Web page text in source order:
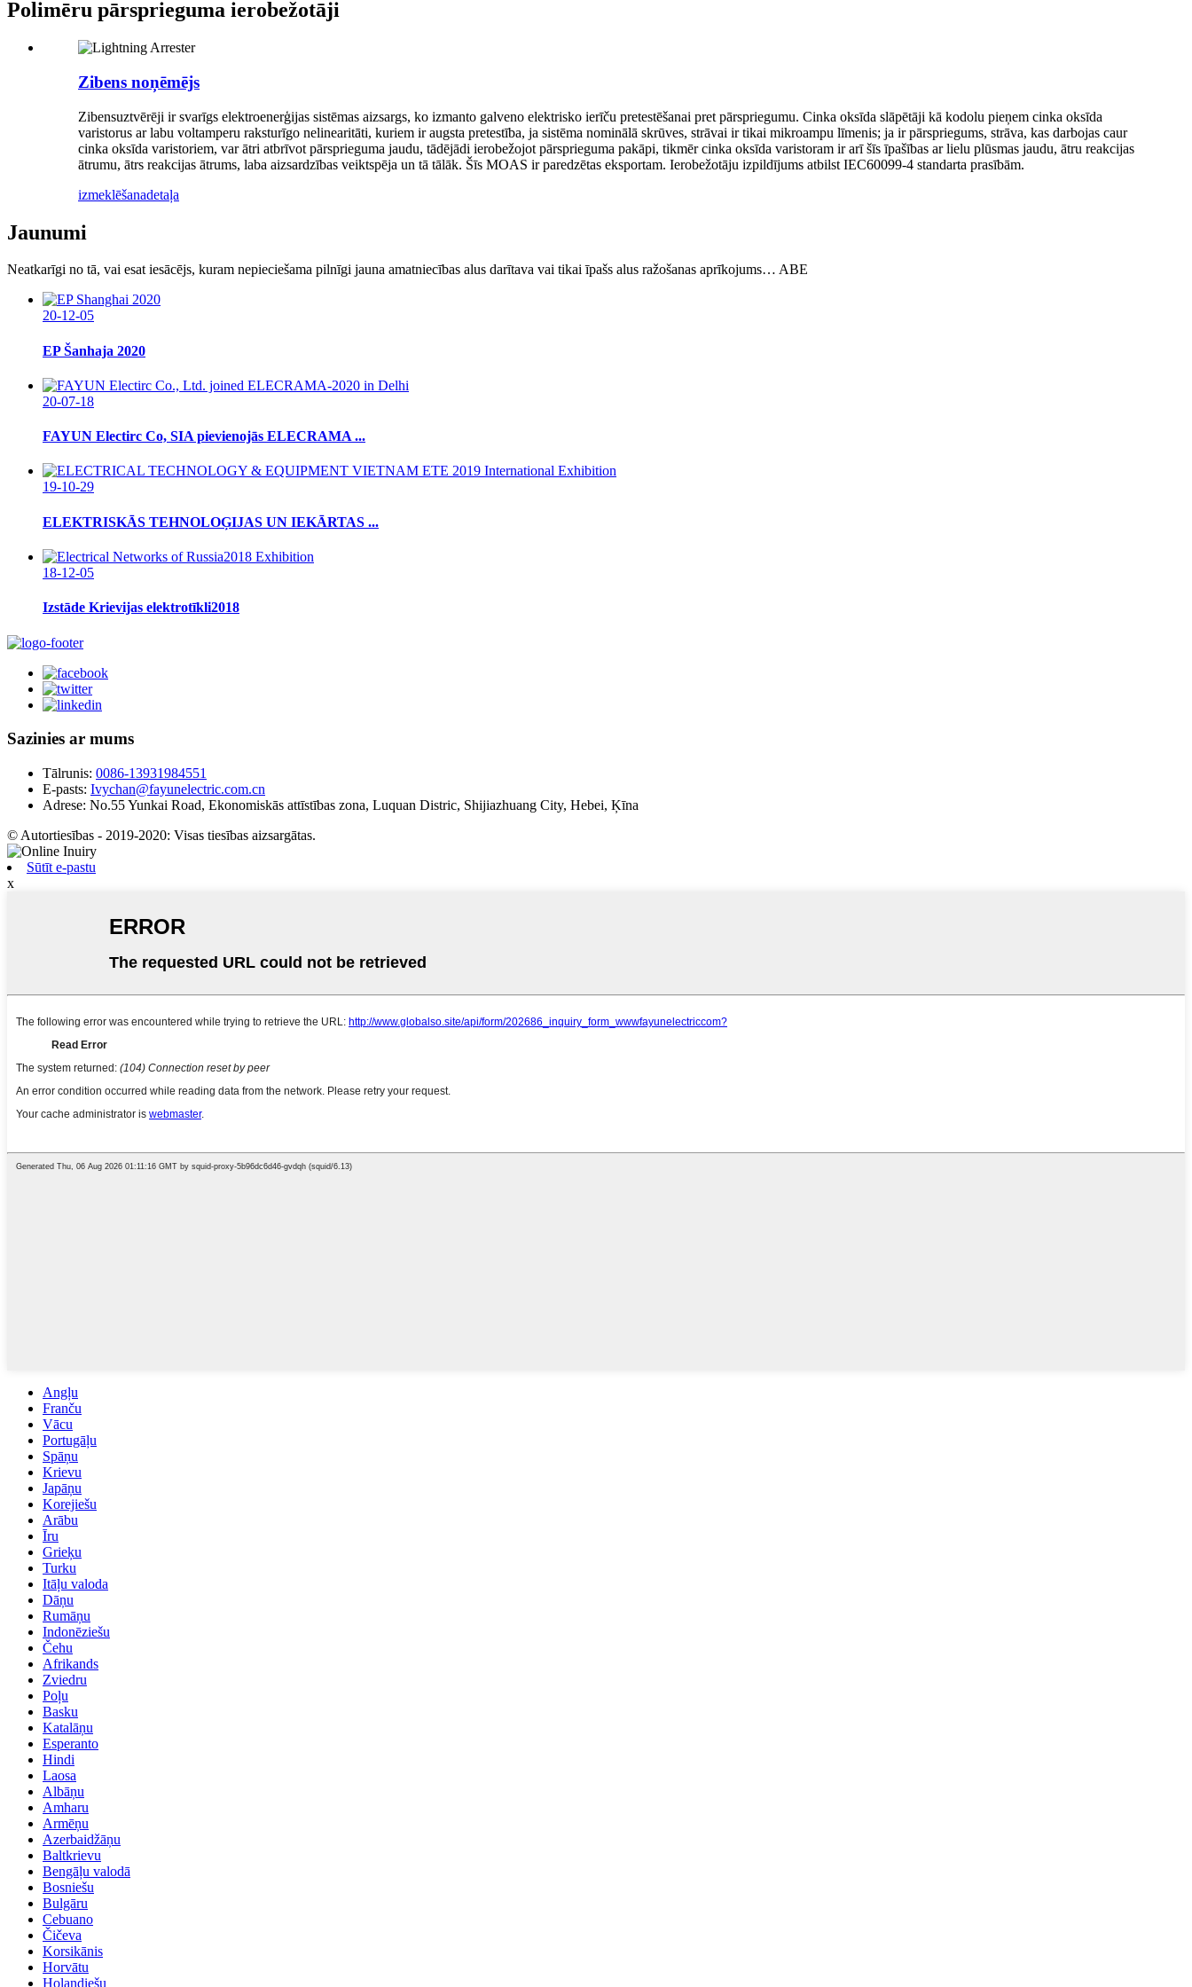
Polimēru pārsprieguma ierobežotāji
Zibens noņēmējs
Zibensuztvērēji ir svarīgs elektroenerģijas sistēmas aizsargs, ko izmanto galveno elektrisko ierīču pretestēšanai pret pārspriegumu. Cinka oksīda slāpētāji kā kodolu pieņem cinka oksīda
varistorus ar labu voltamperu raksturīgo nelinearitāti, kuriem ir augsta pretestība, ja sistēma nominālā skrūves, strāvai ir tikai mikroampu līmenis; ja ir pārspriegums, strāva, kas darbojas caur
cinka oksīda varistoriem, var ātri atbrīvot pārsprieguma jaudu, tādējādi ierobežojot pārsprieguma pakāpi, tikmēr cinka oksīda varistoram ir arī šīs īpašības ar lielu plūsmas jaudu, ātru reakcijas
ātrumu, ātrs reakcijas ātrums, laba aizsardzības veiktspēja un tā tālāk. Šīs MOAS ir paredzētas eksportam. Ierobežotāju izpildījums atbilst IEC60099-4 standarta prasībām.
izmeklēšanadetaļa
Jaunumi
Neatkarīgi no tā, vai esat iesācējs, kuram nepieciešama pilnīgi jauna amatniecības alus darītava vai tikai īpašs alus ražošanas aprīkojums… ABE
20-12-05
EP Šanhaja 2020
20-07-18
FAYUN Electirc Co, SIA pievienojās ELECRAMA ...
19-10-29
ELEKTRISKĀS TEHNOLOĢIJAS UN IEKĀRTAS ...
18-12-05
Izstāde Krievijas elektrotīkli2018
Sazinies ar mums
Tālrunis: 0086-13931984551
E-pasts: Ivychan@fayunelectric.com.cn
Adrese: No.55 Yunkai Road, Ekonomiskās attīstības zona, Luquan Distric, Shijiazhuang City, Hebei, Ķīna
© Autortiesības - 2019-2020: Visas tiesības aizsargātas.
Sūtīt e-pastu
x
Angļu
Franču
Vācu
Portugāļu
Spāņu
Krievu
Japāņu
Korejiešu
Arābu
Īru
Grieķu
Turku
Itāļu valoda
Dāņu
Rumāņu
Indonēziešu
Čehu
Afrikands
Zviedru
Poļu
Basku
Katalāņu
Esperanto
Hindi
Laosa
Albāņu
Amharu
Armēņu
Azerbaidžāņu
Baltkrievu
Bengāļu valodā
Bosniešu
Bulgāru
Cebuano
Čičeva
Korsikānis
Horvātu
Holandiešu